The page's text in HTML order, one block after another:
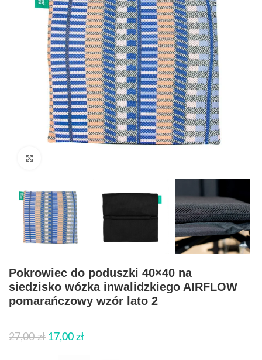
Pokrowiec do poduszki 40×40 na
siedzisko wózka inwalidzkiego AIRFLOW
pomarańczowy wzór lato 2
27,00zł 17,00 zł